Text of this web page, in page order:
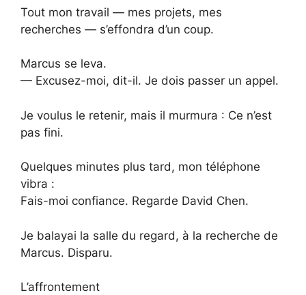
Tout mon travail — mes projets, mes
recherches — s’effondra d’un coup.
Marcus se leva.
— Excusez-moi, dit-il. Je dois passer un appel.
Je voulus le retenir, mais il murmura : Ce n’est
pas fini.
Quelques minutes plus tard, mon téléphone
vibra :
Fais-moi confiance. Regarde David Chen.
Je balayai la salle du regard, à la recherche de
Marcus. Disparu.
L’affrontement